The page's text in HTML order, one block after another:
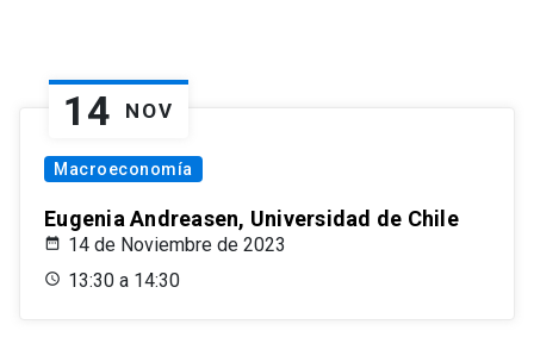
14 NOV
Macroeconomía
Eugenia Andreasen, Universidad de Chile
14 de Noviembre de 2023
13:30 a 14:30